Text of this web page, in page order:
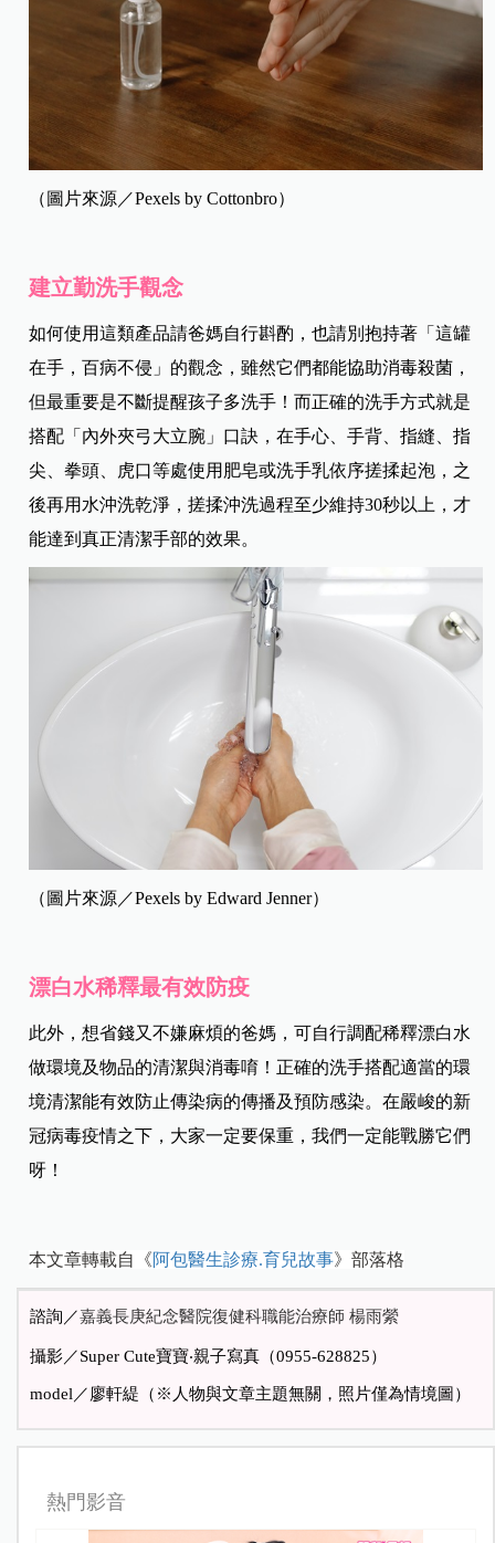
（圖片來源／Pexels by Cottonbro）
建立勤洗手觀念
如何使用這類產品請爸媽自行斟酌，也請別抱持著「這罐
在手，百病不侵」的觀念，雖然它們都能協助消毒殺菌，
但最重要是不斷提醒孩子多洗手！而正確的洗手方式就是
搭配「內外夾弓大立腕」口訣，在手心、手背、指縫、指
尖、拳頭、虎口等處使用肥皂或洗手乳依序搓揉起泡，之
後再用水沖洗乾淨，搓揉沖洗過程至少維持30秒以上，才
能達到真正清潔手部的效果。
（圖片來源／Pexels by Edward Jenner）
漂白水稀釋最有效防疫
此外，想省錢又不嫌麻煩的爸媽，可自行調配稀釋漂白水
做環境及物品的清潔與消毒唷！正確的洗手搭配適當的環
境清潔能有效防止傳染病的傳播及預防感染。在嚴峻的新
冠病毒疫情之下，大家一定要保重，我們一定能戰勝它們
呀！
本文章轉載自《阿包醫生診療.育兒故事》部落格
諮詢／嘉義長庚紀念醫院復健科職能治療師 楊雨縈
攝影／Super Cute寶寶‧親子寫真（0955-628825）
model ／廖軒緹（※人物與文章主題無關，照片僅為情境圖）
熱門影音